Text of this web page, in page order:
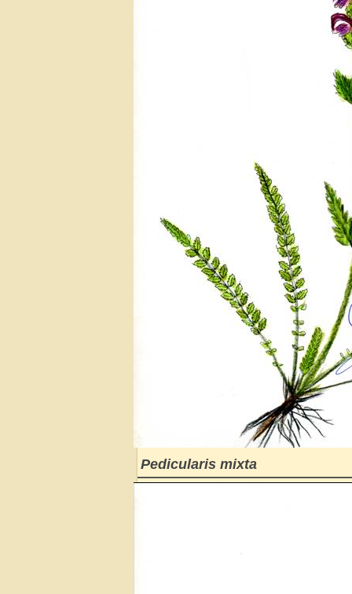
Pedicularis mixta